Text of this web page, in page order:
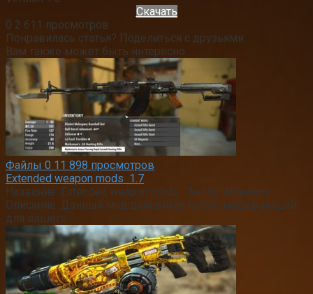
Скачать
0 2 611 просмотров
Понравилась статья? Поделиться с друзьями:
Вам также может быть интересно
Файлы 0 11 898 просмотров
Extended weapon mods 1.7
Название: Extended weapon mods Автор: Akhanami
Описание: Данный мод добавляет много модификаций
для вашего